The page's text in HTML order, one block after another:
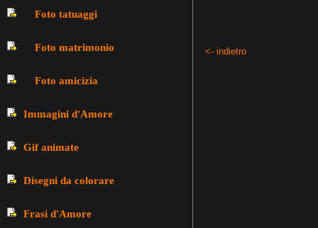
Foto tatuaggi
Foto matrimonio
Foto amicizia
Immagini d'Amore
Gif animate
Disegni da colorare
Frasi d'Amore
<- indietro